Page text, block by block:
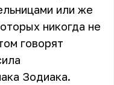
или же
никогда не
говорят
Зодиака.